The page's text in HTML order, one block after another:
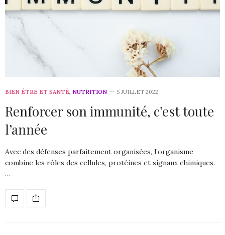
BIEN ÊTRE ET SANTÉ, NUTRITION 5 JUILLET 2022
Renforcer son immunité, c’est toute
l’année
Avec des défenses parfaitement organisées, l’organisme
combine les rôles des cellules, protéines et signaux chimiques.
…